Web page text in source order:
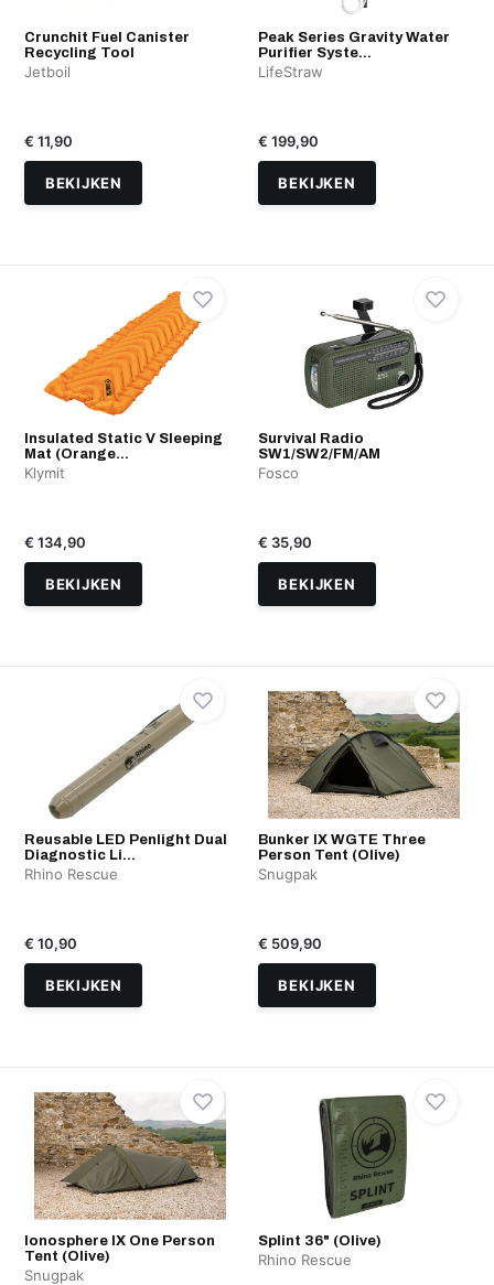
Crunchit Fuel Canister
Recycling Tool
Jetboil
€ 11,90
BEKIJKEN
Peak Series Gravity Water
Purifier Syste...
LifeStraw
€ 199,90
BEKIJKEN
Insulated Static V Sleeping
Mat (Orange...
Klymit
€ 134,90
BEKIJKEN
Survival Radio
SW1/SW2/FM/AM
Fosco
€ 35,90
BEKIJKEN
Reusable LED Penlight Dual
Diagnostic Li...
Rhino Rescue
€ 10,90
BEKIJKEN
Bunker IX WGTE Three
Person Tent (Olive)
Snugpak
€ 509,90
BEKIJKEN
Ionosphere IX One Person
Tent (Olive)
Snugpak
Splint 36" (Olive)
Rhino Rescue